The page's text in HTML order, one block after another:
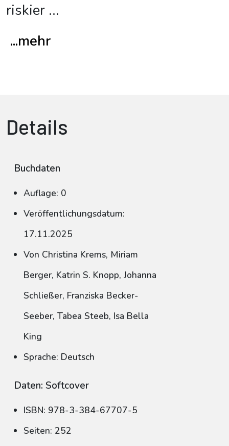
riskier ...
...mehr
Details
Buchdaten
Auflage: 0
Veröffentlichungsdatum:
17.11.2025
Von Christina Krems, Miriam
Berger, Katrin S. Knopp, Johanna
Schließer, Franziska Becker-
Seeber, Tabea Steeb, Isa Bella
King
Sprache: Deutsch
Daten: Softcover
ISBN: 978-3-384-67707-5
Seiten: 252